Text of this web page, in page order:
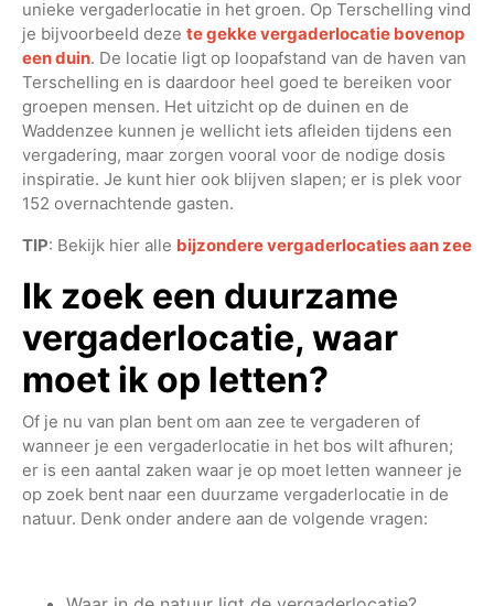
unieke vergaderlocatie in het groen. Op Terschelling vind
je bijvoorbeeld deze te gekke vergaderlocatie bovenop
een duin. De locatie ligt op loopafstand van de haven van
Terschelling en is daardoor heel goed te bereiken voor
groepen mensen. Het uitzicht op de duinen en de
Waddenzee kunnen je wellicht iets afleiden tijdens een
vergadering, maar zorgen vooral voor de nodige dosis
inspiratie. Je kunt hier ook blijven slapen; er is plek voor
152 overnachtende gasten.
TIP: Bekijk hier alle bijzondere vergaderlocaties aan zee
Ik zoek een duurzame
vergaderlocatie, waar
moet ik op letten?
Of je nu van plan bent om aan zee te vergaderen of
wanneer je een vergaderlocatie in het bos wilt afhuren;
er is een aantal zaken waar je op moet letten wanneer je
op zoek bent naar een duurzame vergaderlocatie in de
natuur. Denk onder andere aan de volgende vragen: